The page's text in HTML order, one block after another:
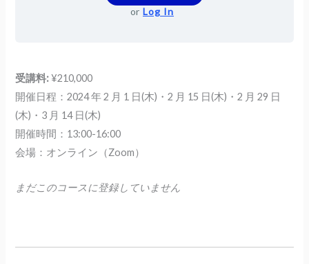
or Log In
受講料:¥210,000
開催日程：2024 年 2 月 1 日(木)・2 月 15 日(木)・2 月 29 日
(木)・3 月 14 日(木)
開催時間：13:00-16:00
会場：オンライン（Zoom）
まだこのコースに登録していません